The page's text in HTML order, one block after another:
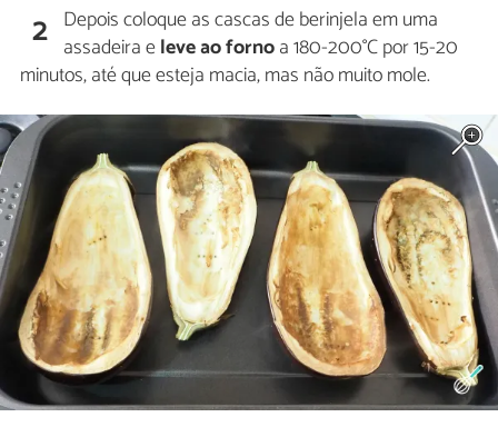
2 Depois coloque as cascas de berinjela em uma
assadeira eleve ao fornoa 180-200°C por 15-20
minutos, até que esteja macia, mas não muito mole.